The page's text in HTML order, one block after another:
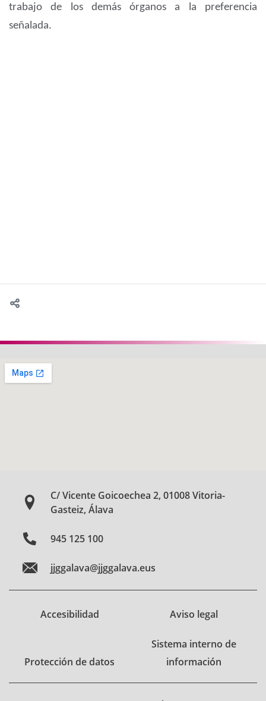
trabajo de los demás órganos a la preferencia
señalada.
C/ Vicente Goicoechea 2, 01008 Vitoria-
Gasteiz, Álava
945 125 100
jjggalava@jjggalava.eus
Accesibilidad Aviso legal
Protección de datos
Sistema interno de
información